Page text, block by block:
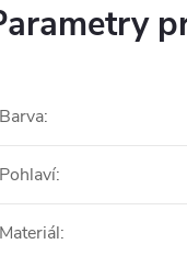
Barva:
Pohlaví:
Materiál: